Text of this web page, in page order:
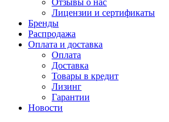
Отзывы о нас
Лицензии и сертификаты
Бренды
Распродажа
Оплата и доставка
Оплата
Доставка
Товары в кредит
Лизинг
Гарантии
Новости